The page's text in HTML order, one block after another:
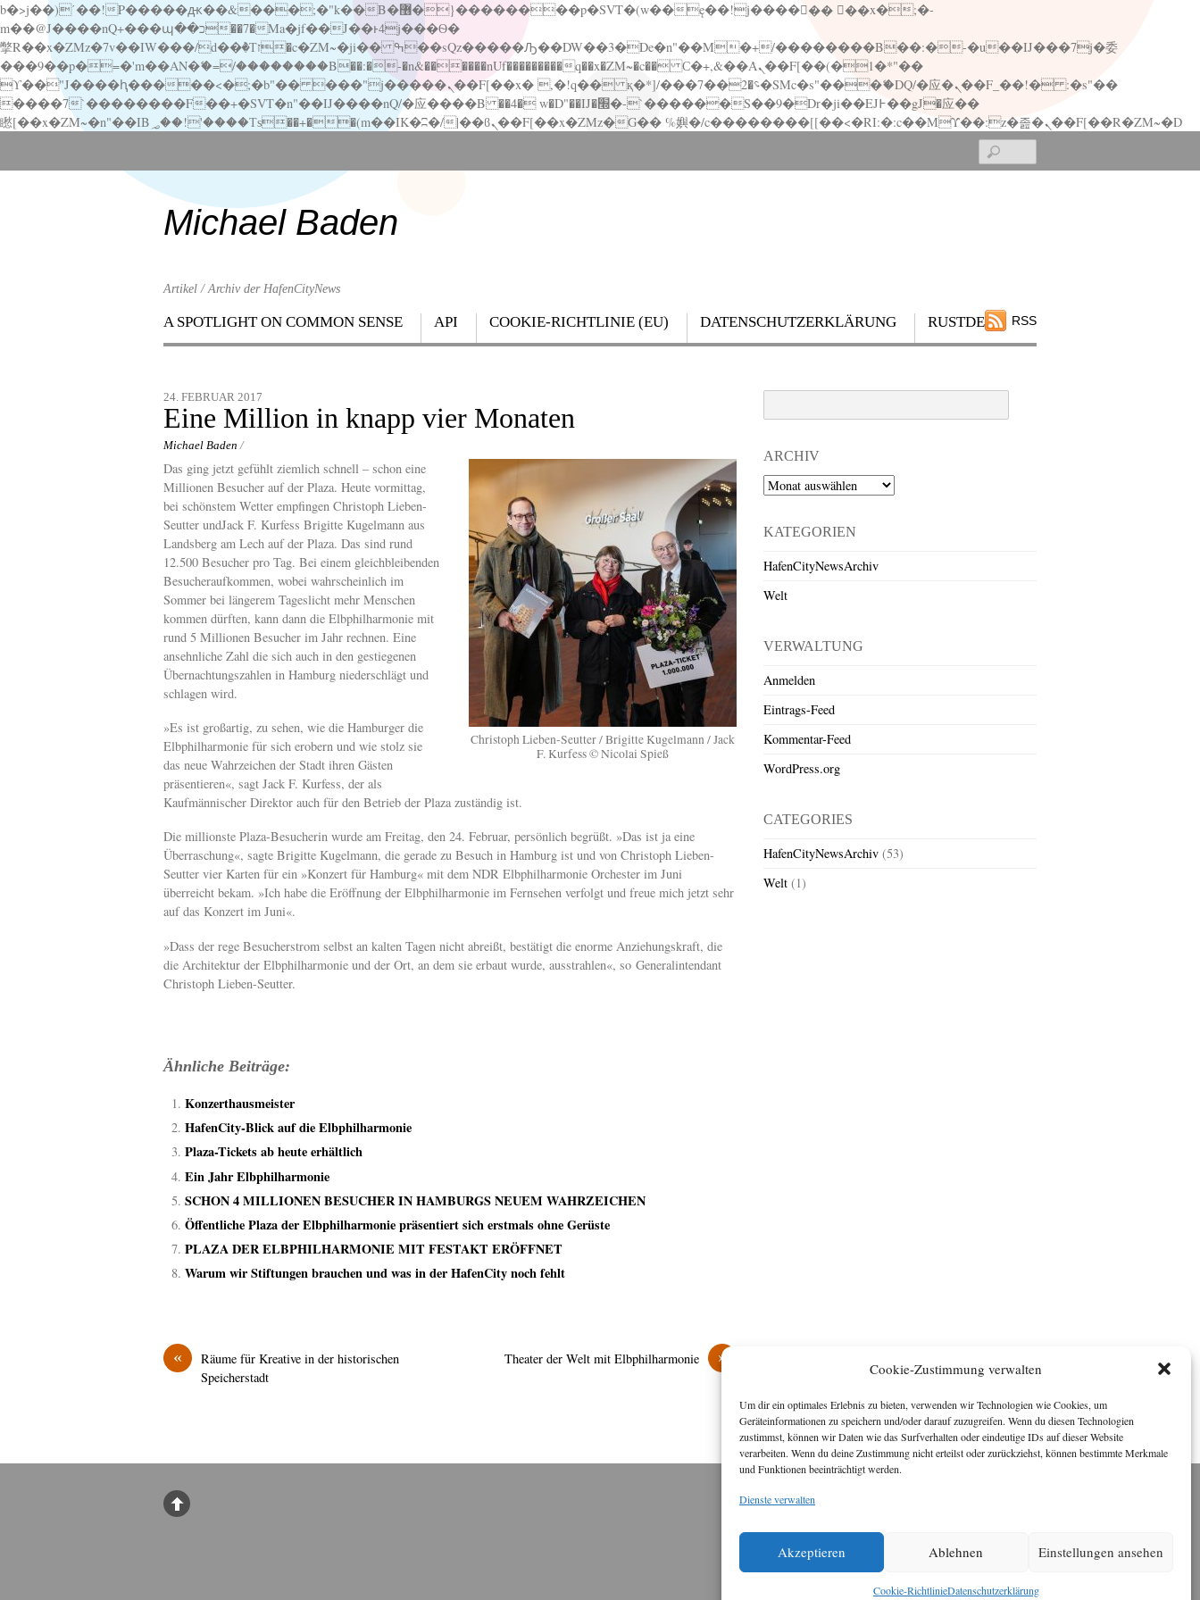
Cookie-Zustimmung verwalten
Um dir ein optimales Erlebnis zu bieten, verwenden wir Technologien wie Cookies, um
Geräteinformationen zu speichern und/oder darauf zuzugreifen. Wenn du diesen Technologien
zustimmst, können wir Daten wie das Surfverhalten oder eindeutige IDs auf dieser Website
verarbeiten. Wenn du deine Zustimmung nicht erteilst oder zurückziehst, können bestimmte Merkmale
und Funktionen beeinträchtigt werden.
Dienste verwalten
Akzeptieren Ablehnen Einstellungen ansehen
Cookie-RichtlinieDatenschutzerklärung
b�>j��)΄��!P�����ԫ��&���;�"k��B�޶�}��������p�SVT�(w��ę��!j������ ��x�;�-
m��@J����nQ+���պ��כ��7�Ma�jf��J��ͱ4j���Ѳ�
撆R��x�ZMz�7v��IW���/d��ٞ�Тז�c�ZM~�ji�� ߒ��sQz�����Ԡ��DW��3�De�n"��M�+/��������B��:�-�u��IJ���7j�委
���9��p�=�'m��AN�ޭ�=/��������B��:�-�n&������nUf���������q��x�ZM~�c�� Ϲ�+,&��Ὰܢ��F[��(�1�*"��
ϒ��"J����ԧ�����<�;�b"�� ���"j�����ܢ��F[��x� ,�!q�� қ�*]/���؝�2��7�SMc�s"���ޭ�DQ/�应�ܢ��F_��!� :�s"��
����7`��������F��+�SVT�n"��IJ����nQ/�应����B ��4� w�D"��IJ�׭�-`������S��9�Dr�ji��EJ߅��gJ�应��
矁[��x�ZM~�n"��IB؃��!'����Тѕ��+��(m��IK�ʭ�/|��ϐܢ��F[��x�ZMz�G�� %嬩�/c��������[[��<�RI:�:c��MΎ��:z�졾�ܢ��F[��R�ZM~�D
down
Michael Baden
Artikel / Archiv der HafenCityNews
RSS
Menu
A SPOTLIGHT ON COMMON SENSE API COOKIE-RICHTLINIE (EU) DATENSCHUTZERKLÄRUNG RUSTDESK
Scroll
content
24. FEBRUAR 2017
Eine Million in knapp vier Monaten
Michael Baden /
Christoph Lieben-Seutter / Brigitte Kugelmann / Jack
F. Kurfess © Nicolai Spieß
Das ging jetzt gefühlt ziemlich schnell – schon eine
Millionen Besucher auf der Plaza. Heute vormittag,
bei schönstem Wetter empfingen Christoph Lieben-
Seutter undJack F. Kurfess Brigitte Kugelmann aus
Landsberg am Lech auf der Plaza. Das sind rund
12.500 Besucher pro Tag. Bei einem gleichbleibenden
Besucheraufkommen, wobei wahrscheinlich im
Sommer bei längerem Tageslicht mehr Menschen
kommen dürften, kann dann die Elbphilharmonie mit
rund 5 Millionen Besucher im Jahr rechnen. Eine
ansehnliche Zahl die sich auch in den gestiegenen
Übernachtungszahlen in Hamburg niederschlägt und
schlagen wird.
»Es ist großartig, zu sehen, wie die Hamburger die
Elbphilharmonie für sich erobern und wie stolz sie
das neue Wahrzeichen der Stadt ihren Gästen
präsentieren«, sagt Jack F. Kurfess, der als
Kaufmännischer Direktor auch für den Betrieb der Plaza zuständig ist.
Die millionste Plaza-Besucherin wurde am Freitag, den 24. Februar, persönlich begrüßt. »Das ist ja eine
Überraschung«, sagte Brigitte Kugelmann, die gerade zu Besuch in Hamburg ist und von Christoph Lieben-
Seutter vier Karten für ein »Konzert für Hamburg« mit dem NDR Elbphilharmonie Orchester im Juni
überreicht bekam. »Ich habe die Eröffnung der Elbphilharmonie im Fernsehen verfolgt und freue mich jetzt sehr
auf das Konzert im Juni«.
»Dass der rege Besucherstrom selbst an kalten Tagen nicht abreißt, bestätigt die enorme Anziehungskraft, die
die Architektur der Elbphilharmonie und der Ort, an dem sie erbaut wurde, ausstrahlen«, so Generalintendant
Christoph Lieben-Seutter.
Ähnliche Beiträge:
Konzerthausmeister
HafenCity-Blick auf die Elbphilharmonie
Plaza-Tickets ab heute erhältlich
Ein Jahr Elbphilharmonie
SCHON 4 MILLIONEN BESUCHER IN HAMBURGS NEUEM WAHRZEICHEN
Öffentliche Plaza der Elbphilharmonie präsentiert sich erstmals ohne Gerüste
PLAZA DER ELBPHILHARMONIE MIT FESTAKT ERÖFFNET
Warum wir Stiftungen brauchen und was in der HafenCity noch fehlt
«
Räume für Kreative in der historischen
Speicherstadt
»
Theater der Welt mit Elbphilharmonie
ARCHIV
Archiv
KATEGORIEN
HafenCityNewsArchiv
Welt
VERWALTUNG
Anmelden
Eintrags-Feed
Kommentar-Feed
WordPress.org
CATEGORIES
HafenCityNewsArchiv (53)
Welt (1)
Diese Webseite stellt Inhalte der ersten zehn Jahre der
HafenCity Zeitung zur Verfügung. Die aktuelle
Version ist unter
Hafencity Zeitung zu finden